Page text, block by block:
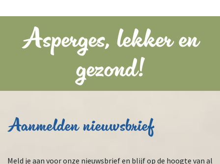
Asperges, lekker en
gezond!
Aanmelden nieuwsbrief
Meld je aan voor onze nieuwsbrief en blijf op de hoogte van al